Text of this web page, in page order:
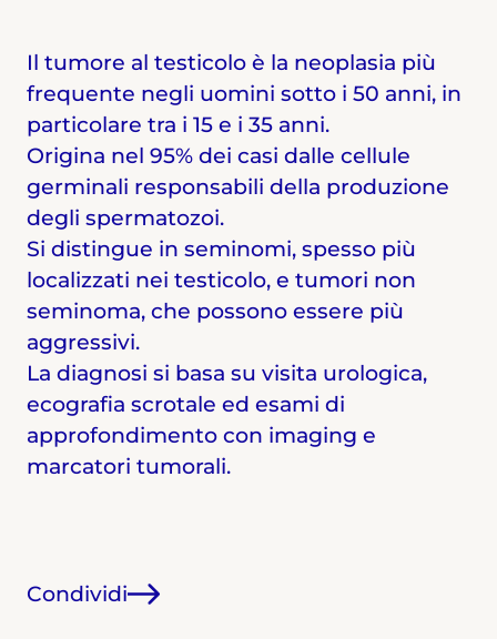
Il tumore al testicolo è la neoplasia più
frequente negli uomini sotto i 50 anni, in
particolare tra i 15 e i 35 anni.
Origina nel 95% dei casi dalle cellule
germinali responsabili della produzione
degli spermatozoi.
Si distingue in seminomi, spesso più
localizzati nei testicolo, e tumori non
seminoma, che possono essere più
aggressivi.
La diagnosi si basa su visita urologica,
ecografia scrotale ed esami di
approfondimento con imaging e
marcatori tumorali.
Condividi